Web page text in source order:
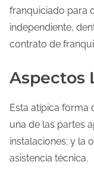
franquiciado para
independiente,
contrato de
Aspectos
Esta atípica forma
una de las partes
instalaciones; y la
asistencia técnica.